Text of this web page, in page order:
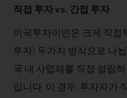
직접 투자 vs. 간접 투자
미국투자이민은 크게 직접
투자) 두가지 방식으로 나
국 내 사업체를 직접 설립
입니다. 이 경우, 투자자가